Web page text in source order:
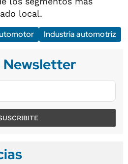
local.
Industria automotriz
Newsletter